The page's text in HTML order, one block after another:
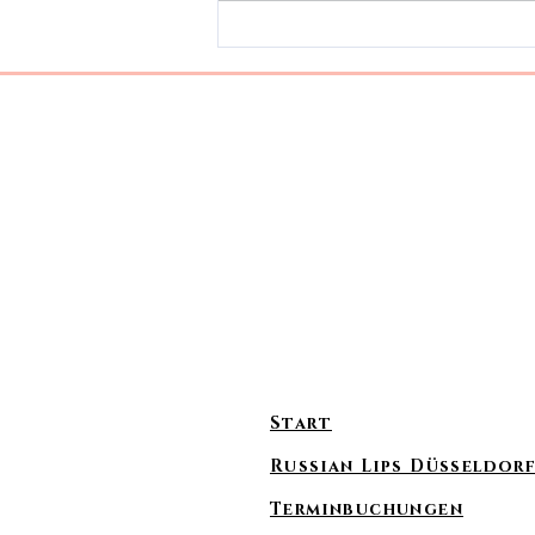
Hyaluronbehandlungen
Skinbooster, die die
Start
Russian Lips Düsseldorf
Terminbuchungen